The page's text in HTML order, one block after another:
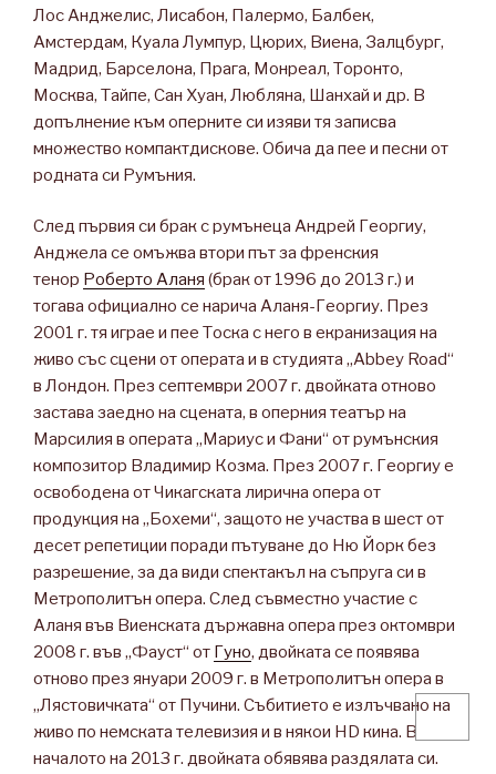
Лос Анджелис, Лисабон, Палермо, Балбек,
Амстердам, Куала Лумпур, Цюрих, Виена, Залцбург,
Мадрид, Барселона, Прага, Монреал, Торонто,
Москва, Тайпе, Сан Хуан, Любляна, Шанхай и др. В
допълнение към оперните си изяви тя записва
множество компактдискове. Обича да пее и песни от
родната си Румъния.
След първия си брак с румънеца Андрей Георгиу,
Анджела се омъжва втори път за френския
тенор Роберто Аланя (брак от 1996 до 2013 г.) и
тогава официално се нарича Аланя-Георгиу. През
2001 г. тя играе и пее Тоска с него в екранизация на
живо със сцени от операта и в студията „Abbey Road“
в Лондон. През септември 2007 г. двойката отново
застава заедно на сцената, в оперния театър на
Марсилия в операта „Мариус и Фани“ от румънския
композитор Владимир Козма. През 2007 г. Георгиу е
освободена от Чикагската лирична опера от
продукция на „Бохеми“, защото не участва в шест от
десет репетиции поради пътуване до Ню Йорк без
разрешение, за да види спектакъл на съпруга си в
Метрополитън опера. След съвместно участие с
Аланя във Виенската държавна опера през октомври
2008 г. във „Фауст“ от Гуно, двойката се появява
отново през януари 2009 г. в Метрополитън опера в
„Лястовичката“ от Пучини. Събитието е излъчвано на
живо по немската телевизия и в някои HD кина. В
началото на 2013 г. двойката обявява раздялата си.